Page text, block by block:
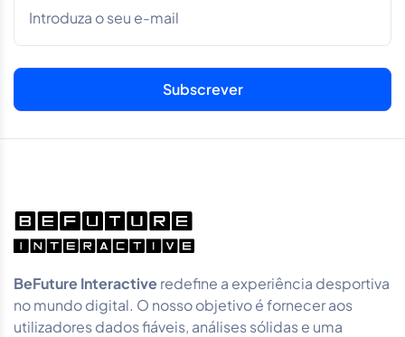
BeFuture Interactiveredefine a experiência desportiva
no mundo digital. O nosso objetivo é fornecer aos
utilizadores dados fiáveis, análises sólidas e uma